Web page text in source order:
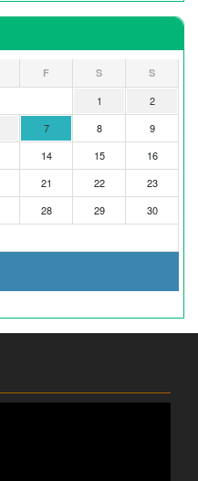
F S S
1
2
7 8
9
14 15
16
21 22
23
28 29
30